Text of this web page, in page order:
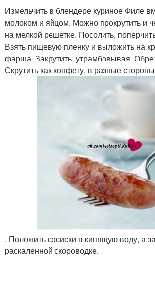
Измельчить в блендере куриное Филе
молоком и яйцом. Можно прокрутить и
на мелкой решетке. Посолить,
Взять пищевую пленку и выложить на
фарша. Закрутить, утрамбовывая.
Скрутить как конфету, в разные
. Положить сосиски в кипящую воду, а
раскаленной скороводке.